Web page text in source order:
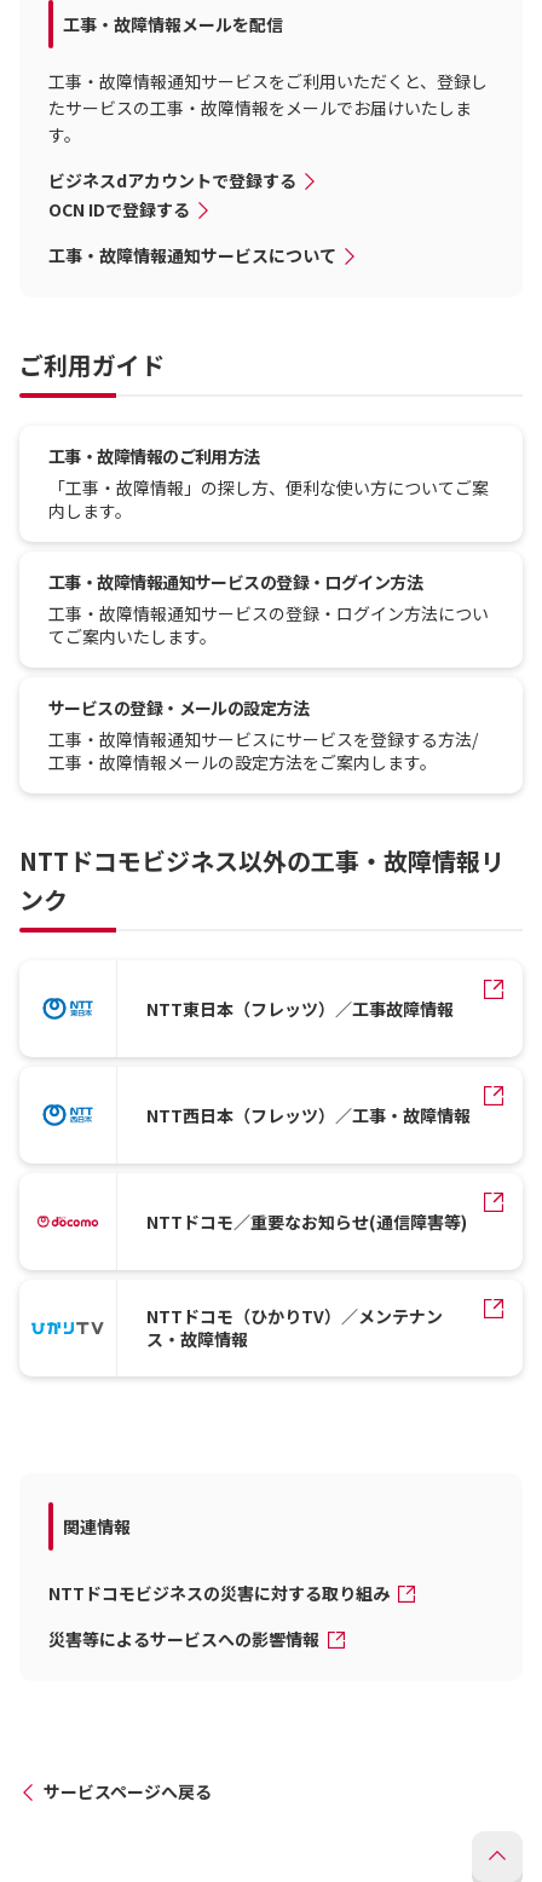
工事・故障情報メールを配信
工事・故障情報通知サービスをご利用いただくと、登録し
たサービスの工事・故障情報をメールでお届けいたしま
す。
ビジネスdアカウントで登録する
OCN IDで登録する
工事・故障情報通知サービスについて
ご利用ガイド
工事・故障情報のご利用方法
「工事・故障情報」の探し方、便利な使い方についてご案
内します。
工事・故障情報通知サービスの登録・ログイン方法
工事・故障情報通知サービスの登録・ログイン方法につい
てご案内いたします。
サービスの登録・メールの設定方法
工事・故障情報通知サービスにサービスを登録する方法/
工事・故障情報メールの設定方法をご案内します。
NTTドコモビジネス以外の工事・故障情報リ
ンク
NTT東日本（フレッツ）／工事故障情報
NTT西日本（フレッツ）／工事・故障情報
NTTドコモ／重要なお知らせ(通信障害等)
NTTドコモ（ひかりTV）／メンテナン
ス・故障情報
関連情報
NTTドコモビジネスの災害に対する取り組み
災害等によるサービスへの影響情報
サービスページへ戻る